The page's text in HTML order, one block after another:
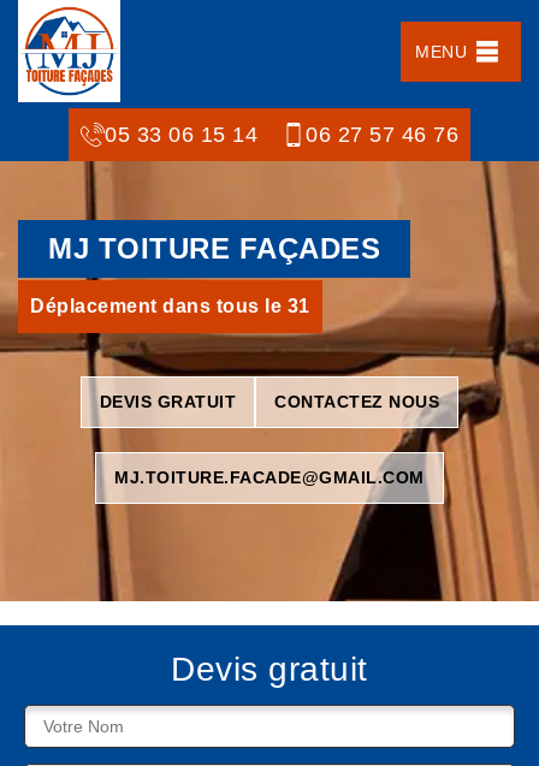
MENU
05 33 06 15 14 06 27 57 46 76
MJ TOITURE FAÇADES
Déplacement dans tous le 31
DEVIS GRATUIT CONTACTEZ NOUS
MJ.TOITURE.FACADE@GMAIL.COM
Devis gratuit